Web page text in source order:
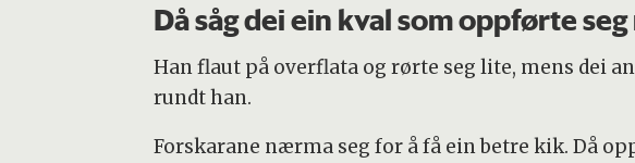
Då såg dei ein kval som oppførte
Han flaut på overflata og rørte seg lite, mens dei
rundt han.
Forskarane nærma seg for å få ein betre kik. Då